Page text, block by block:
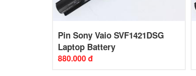
Pin Sony Vaio SVF1421DSG
Laptop Battery
880.000 đ